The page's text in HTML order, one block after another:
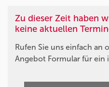
Zu dieser Zeit haben
keine aktuellen
Rufen Sie uns einfach an
Angebot Formular für ein